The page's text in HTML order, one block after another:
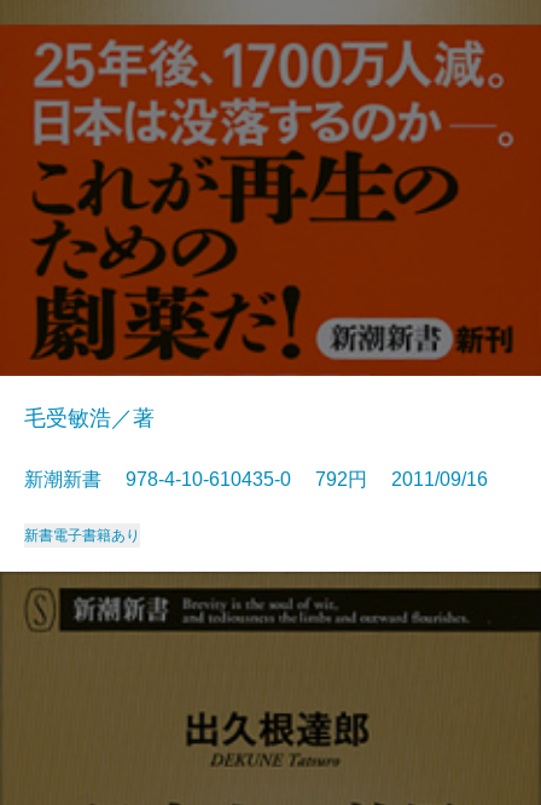
毛受敏浩／著
新潮新書 978-4-10-610435-0 792円 2011/09/16
新書電子書籍あり